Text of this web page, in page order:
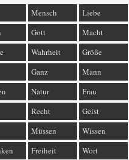
Mensch
Liebe
Gott
Macht
Wahrheit
Größe
Ganz
Mann
Natur
Frau
Recht
Geist
Müssen
Wissen
Freiheit Wort